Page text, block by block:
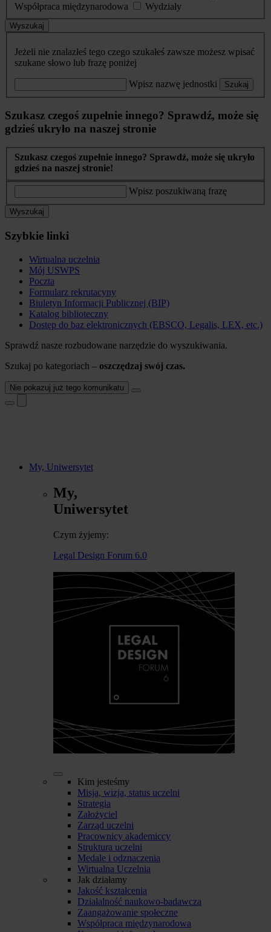
Współpraca międzynarodowa
Wydziały
Wyszukaj
Jeżeli nie znalazłeś tego czego szukałeś zawsze możesz wpisać
szukane słowo lub frazę poniżej
Wpisz nazwę jednostki Szukaj
Szukasz czegoś zupełnie innego? Sprawdź, może się
gdzieś ukryło na naszej stronie
Szukasz czegoś zupełnie innego? Sprawdź, może się ukryło
gdzieś na naszej stronie!
Wpisz poszukiwaną frazę
Wyszukaj
Szybkie linki
Wirtualna uczelnia
Mój USWPS
Poczta
Formularz rekrutacyny
Biuletyn Informacji Publicznej (BIP)
Katalog biblioteczny
Dostęp do baz elektronicznych (EBSCO, Legalis, LEX, etc.)
Sprawdź nasze rozbudowane narzędzie do wyszukiwania.
Szukaj po kategoriach – oszczędzaj swój czas.
Nie pokazuj już tego komunikatu
My, Uniwersytet
My,
Uniwersytet
Czym żyjemy:
Legal Design Forum 6.0
Kim jesteśmy
Misja, wizja, status uczelni
Strategia
Założyciel
Zarząd uczelni
Pracownicy akademiccy
Struktura uczelni
Medale i odznaczenia
Wirtualna Uczelnia
Jak działamy
Jakość kształcenia
Działalność naukowo-badawcza
Zaangażowanie społeczne
Współpraca międzynarodowa